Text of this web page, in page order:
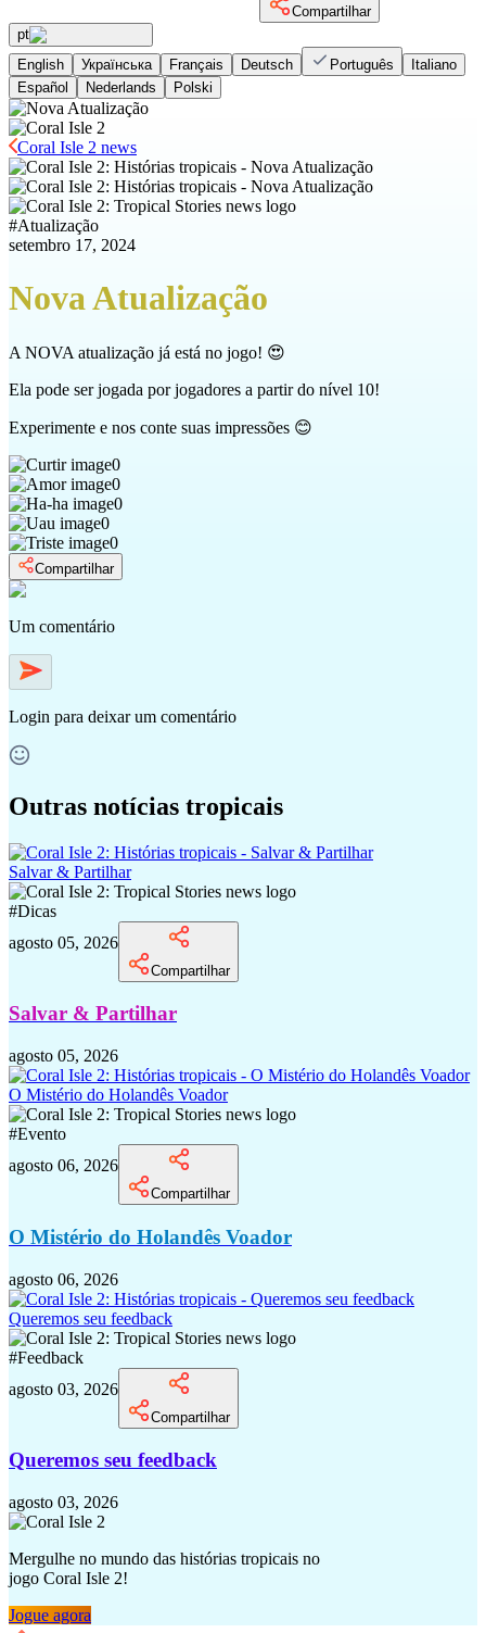
Compartilhar
pt
English
Українська Français Deutsch Português
Italiano
Español
Nederlands Polski
Coral Isle 2 news
#Atualização
setembro 17, 2024
Nova Atualização
A NOVA atualização já está no jogo! 😍
Ela pode ser jogada por jogadores a partir do nível 10!
Experimente e nos conte suas impressões 😊
0
0
0
0
0
Compartilhar
Um comentário
Login para deixar um comentário
Outras notícias tropicais
Salvar & Partilhar
#Dicas
agosto 05, 2026
Compartilhar
Salvar & Partilhar
agosto 05, 2026
O Mistério do Holandês Voador
#Evento
agosto 06, 2026
Compartilhar
O Mistério do Holandês Voador
agosto 06, 2026
Queremos seu feedback
#Feedback
agosto 03, 2026
Compartilhar
Queremos seu feedback
agosto 03, 2026
Mergulhe no mundo das histórias tropicais no
jogo Coral Isle 2!
Jogue agora